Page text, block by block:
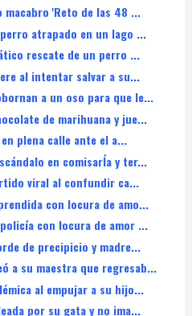
macabro 'Reto de las 48 ...
atrapado en un lago ...
rescate de un perro ...
al intentar salvar a su...
a un oso para que le...
de marihuana y jue...
plena calle ante el a...
en comisarÍa y ter...
viral al confundir ca...
con locura de amo...
con locura de amor ...
de precipicio y madre...
a su maestra que regresab...
al empujar a su hijo...
por su gata y no ima...